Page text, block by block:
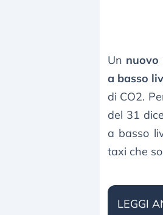
Un nuovo
a basso
di CO2.
del 31
a basso
taxi che
LEGGI